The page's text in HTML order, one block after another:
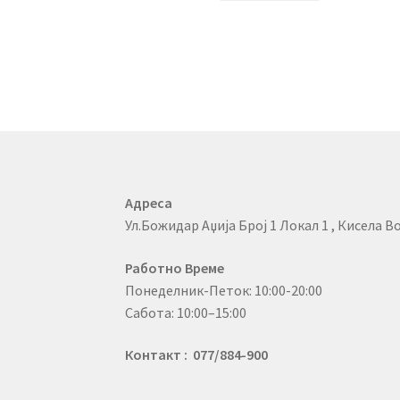
Адреса
Ул.Божидар Аџија Број 1 Локал 1 , Кисела
Работно Време
Понеделник-Петок: 10:00-20:00
Сабота: 10:00–15:00
Контакт : 077/884-900